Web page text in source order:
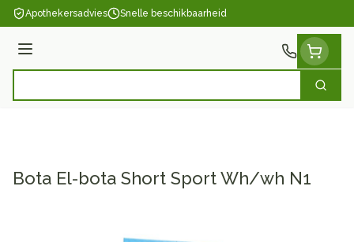
Ga naar de inhoud
Apothekersadvies Snelle beschikbaarheid
Menu
Zoek
Bota El-bota Short Sport Wh/wh N1